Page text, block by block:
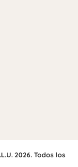
2026. Todos los